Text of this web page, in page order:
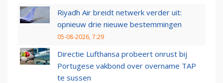
Riyadh Air breidt netwerk verder uit:
opnieuw drie nieuwe bestemmingen
05-08-2026, 7:29
Directie Lufthansa probeert onrust bij
Portugese vakbond over overname TAP
te sussen